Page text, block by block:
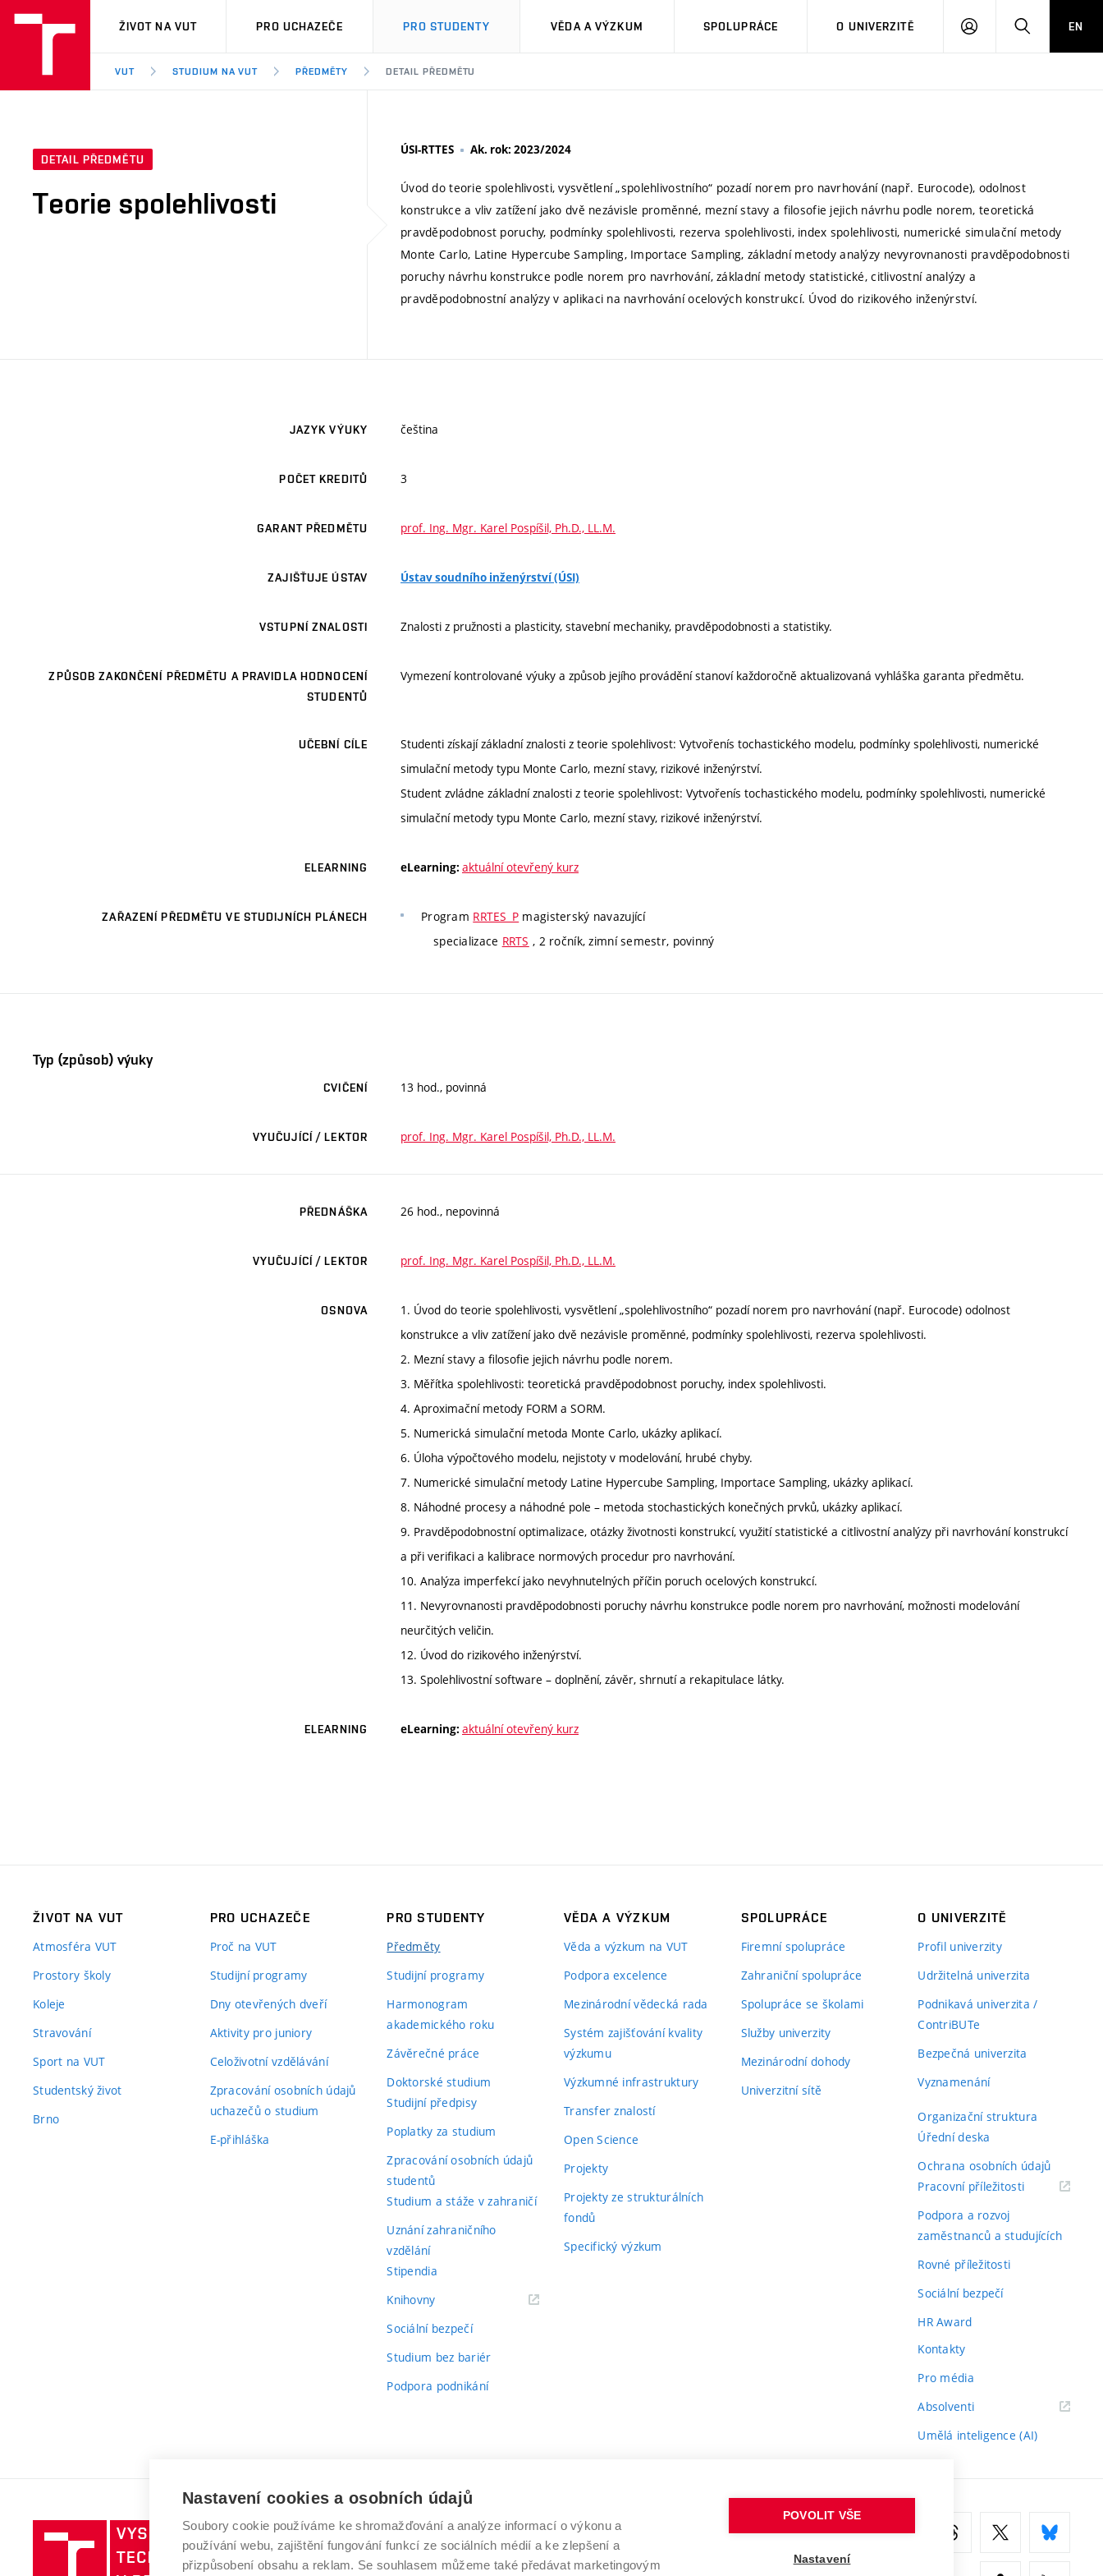
VUT
ŽIVOT NA VUT PRO UCHAZEČE PRO STUDENTY VĚDA A VÝZKUM SPOLUPRÁCE O UNIVERZITĚ
PŘIHLÁSIT HLEDATEN
VUT STUDIUM NA VUT PŘEDMĚTY DETAIL PŘEDMĚTU
DETAIL PŘEDMĚTU
Teorie spolehlivosti
ÚSI-RTTES Ak. rok: 2023/2024
Úvod do teorie spolehlivosti, vysvětlení „spolehlivostního“ pozadí norem pro navrhování (např. Eurocode), odolnost
konstrukce a vliv zatížení jako dvě nezávisle proměnné, mezní stavy a filosofie jejich návrhu podle norem, teoretická
pravděpodobnost poruchy, podmínky spolehlivosti, rezerva spolehlivosti, index spolehlivosti, numerické simulační metody
Monte Carlo, Latine Hypercube Sampling, Importace Sampling, základní metody analýzy nevyrovnanosti pravděpodobnosti
poruchy návrhu konstrukce podle norem pro navrhování, základní metody statistické, citlivostní analýzy a
pravděpodobnostní analýzy v aplikaci na navrhování ocelových konstrukcí. Úvod do rizikového inženýrství.
JAZYK VÝUKY čeština
POČET KREDITŮ 3
GARANT PŘEDMĚTU prof. Ing. Mgr. Karel Pospíšil, Ph.D., LL.M.
ZAJIŠŤUJE ÚSTAV Ústav soudního inženýrství (ÚSI)
VSTUPNÍ ZNALOSTI Znalosti z pružnosti a plasticity, stavební mechaniky, pravděpodobnosti a statistiky.
ZPŮSOB ZAKONČENÍ PŘEDMĚTU A PRAVIDLA HODNOCENÍ
STUDENTŮ
Vymezení kontrolované výuky a způsob jejího provádění stanoví každoročně aktualizovaná vyhláška garanta předmětu.
UČEBNÍ CÍLE
Studenti získají základní znalosti z teorie spolehlivost: Vytvořenís tochastického modelu, podmínky spolehlivosti, numerické
simulační metody typu Monte Carlo, mezní stavy, rizikové inženýrství.
Student zvládne základní znalosti z teorie spolehlivost: Vytvořenís tochastického modelu, podmínky spolehlivosti, numerické
simulační metody typu Monte Carlo, mezní stavy, rizikové inženýrství.
ELEARNING eLearning: aktuální otevřený kurz
ZAŘAZENÍ PŘEDMĚTU VE STUDIJNÍCH PLÁNECH Program RRTES_P magisterský navazující
specializace RRTS , 2 ročník, zimní semestr, povinný
Typ (způsob) výuky
CVIČENÍ 13 hod., povinná
VYUČUJÍCÍ / LEKTOR prof. Ing. Mgr. Karel Pospíšil, Ph.D., LL.M.
PŘEDNÁŠKA 26 hod., nepovinná
VYUČUJÍCÍ / LEKTOR prof. Ing. Mgr. Karel Pospíšil, Ph.D., LL.M.
OSNOVA
1. Úvod do teorie spolehlivosti, vysvětlení „spolehlivostního“ pozadí norem pro navrhování (např. Eurocode) odolnost
konstrukce a vliv zatížení jako dvě nezávisle proměnné, podmínky spolehlivosti, rezerva spolehlivosti.
2. Mezní stavy a filosofie jejich návrhu podle norem.
3. Měřítka spolehlivosti: teoretická pravděpodobnost poruchy, index spolehlivosti.
4. Aproximační metody FORM a SORM.
5. Numerická simulační metoda Monte Carlo, ukázky aplikací.
6. Úloha výpočtového modelu, nejistoty v modelování, hrubé chyby.
7. Numerické simulační metody Latine Hypercube Sampling, Importace Sampling, ukázky aplikací.
8. Náhodné procesy a náhodné pole – metoda stochastických konečných prvků, ukázky aplikací.
9. Pravděpodobnostní optimalizace, otázky životnosti konstrukcí, využití statistické a citlivostní analýzy při navrhování konstrukcí
a při verifikaci a kalibrace normových procedur pro navrhování.
10. Analýza imperfekcí jako nevyhnutelných příčin poruch ocelových konstrukcí.
11. Nevyrovnanosti pravděpodobnosti poruchy návrhu konstrukce podle norem pro navrhování, možnosti modelování
neurčitých veličin.
12. Úvod do rizikového inženýrství.
13. Spolehlivostní software – doplnění, závěr, shrnutí a rekapitulace látky.
ELEARNING eLearning: aktuální otevřený kurz
ŽIVOT NA VUT
Atmosféra VUT
Prostory školy
Koleje
Stravování
Sport na VUT
Studentský život
Brno
PRO UCHAZEČE
Proč na VUT
Studijní programy
Dny otevřených dveří
Aktivity pro juniory
Celoživotní vzdělávání
Zpracování osobních údajů
uchazečů o studium
E-přihláška
PRO STUDENTY
Předměty
Studijní programy
Harmonogram
akademického roku
Závěrečné práce
Doktorské studium
Studijní předpisy
Poplatky za studium
Zpracování osobních údajů
studentů
Studium a stáže v zahraničí
Uznání zahraničního
vzdělání
Stipendia
Knihovny(externí
Sociální bezpečí
Studium bez bariér
Podpora podnikání
VĚDA A VÝZKUM
Věda a výzkum na VUT
Podpora excelence
Mezinárodní vědecká rada
Systém zajišťování kvality
výzkumu
Výzkumné infrastruktury
Transfer znalostí
Open Science
Projekty
Projekty ze strukturálních
fondů
Specifický výzkum
SPOLUPRÁCE
Firemní spolupráce
Zahraniční spolupráce
Spolupráce se školami
Služby univerzity
Mezinárodní dohody
Univerzitní sítě
O UNIVERZITĚ
Profil univerzity
Udržitelná univerzita
Podnikavá univerzita /
ContriBUTe
Bezpečná univerzita
Vyznamenání
Organizační struktura
Úřední deska
Ochrana osobních údajů
Pracovní příležitosti(externí
Podpora a rozvoj
zaměstnanců a studujících
Rovné příležitosti
Sociální bezpečí
HR Award
Kontakty
Pro média
Absolventi(externí
Umělá inteligence (AI)
Vysoké
učení
technické
VYSOKÉ UČENÍ TECHNICKÉ V BRNĚ
Antonínská 548/1
www.vut.cz
Nastavení cookies a osobních údajů
Soubory cookie používáme ke shromažďování a analýze informací o výkonu a
používání webu, zajištění fungování funkcí ze sociálních médií a ke zlepšení a
přizpůsobení obsahu a reklam. Se souhlasem můžeme také předávat marketingovým
POVOLIT VŠE
Nastavení